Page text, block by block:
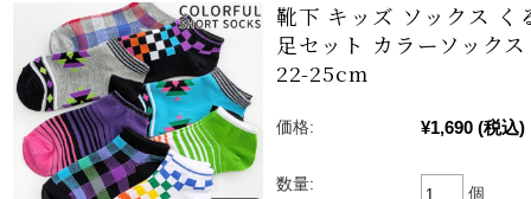
靴下 キッズ ソックス く
足セット カラーソック
22-25cm
価格: ¥1,690 (税込)
数量:
個